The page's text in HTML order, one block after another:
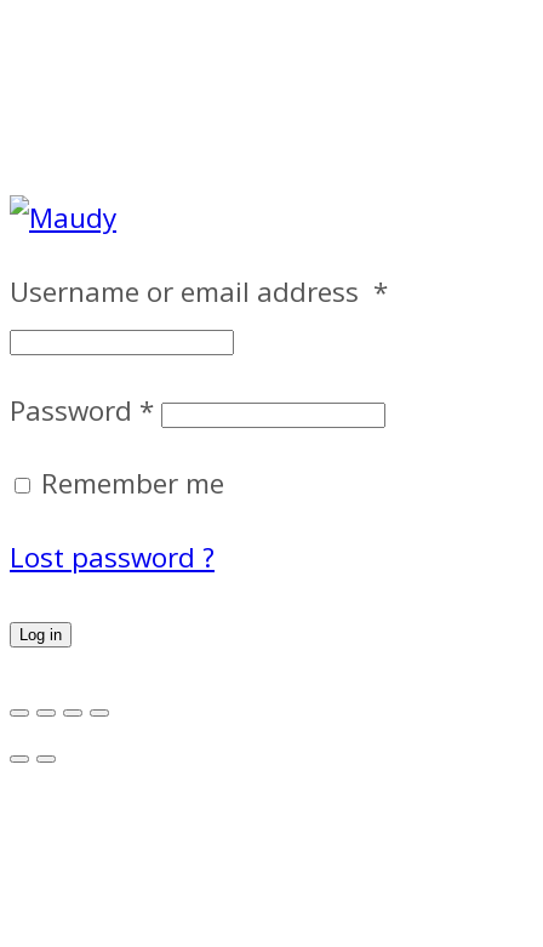
Username or email address *
Password *
Remember me
Lost password ?
Log in